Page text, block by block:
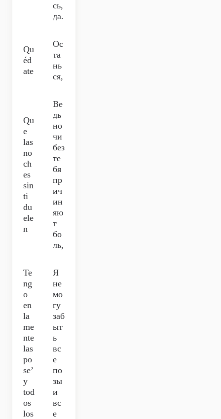
сь,
да.
Qu
éd
ate
Ос
та
нь
ся,
Qu
e
las
no
ch
es
sin
ti
du
ele
n
Ве
дь
но
чи
без
те
бя
пр
ич
ин
яю
т
бо
ль,
Te
ng
o
en
la
me
nte
las
po
se’
y
tod
os
los
Я
не
мо
гу
заб
ыт
ь
вс
е
по
зы
и
вс
е